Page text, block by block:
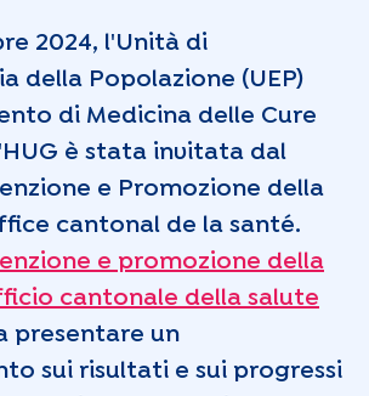
2024, l'Unità di
della Popolazione (UEP)
di Medicina delle Cure
è stata invitata dal
e Promozione della
cantonal de la santé.
e promozione della
cantonale della salute
presentare un
sui risultati e sui progressi